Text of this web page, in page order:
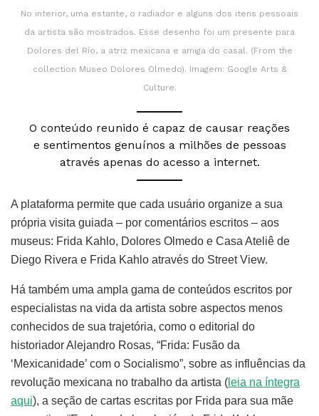
No interior, uma estante, o radiador e alguns dos itens pessoais
da artista são mostrados. Esse desenho foi um presente para
Dolores del Río, a atriz mexicana e amiga do casal. (From the
collection Museo Dolores Olmedo). Imagem: Google Arts &
Culture.
O conteúdo reunido é capaz de causar reações
e sentimentos genuínos a milhões de pessoas
através apenas do acesso a internet.
A plataforma permite que cada usuário organize a sua
própria visita guiada – por comentários escritos – aos
museus: Frida Kahlo, Dolores Olmedo e Casa Ateliê de
Diego Rivera e Frida Kahlo através do Street View.
Há também uma ampla gama de conteúdos escritos por
especialistas na vida da artista sobre aspectos menos
conhecidos de sua trajetória, como o editorial do
historiador Alejandro Rosas, “Frida: Fusão da
‘Mexicanidade’ com o Socialismo”, sobre as influências da
revolução mexicana no trabalho da artista ( leia na íntegra
aqui), a seção de cartas escritas por Frida para sua mãe